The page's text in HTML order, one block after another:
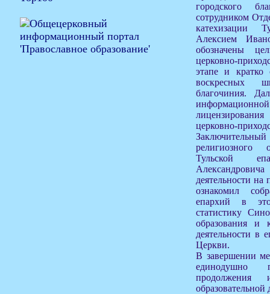
городского
сотрудником
катехизации
Алексием
обозначены
церковно-
этапе и кратко
воскресных
благочиния.
церковно-
религиозного
Тульской
деятельности на
ознакомил
епархий в
статистику
образования и
деятельности в
Церкви.
В завершении
единодушно
продолжения
образовательной